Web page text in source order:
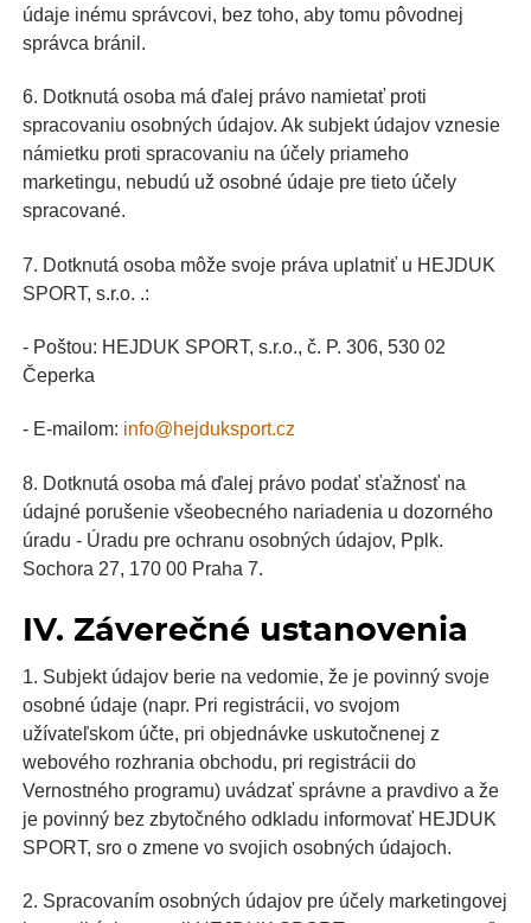
údaje inému správcovi, bez toho, aby tomu pôvodnej
správca bránil.
6. Dotknutá osoba má ďalej právo namietať proti
spracovaniu osobných údajov. Ak subjekt údajov vznesie
námietku proti spracovaniu na účely priameho
marketingu, nebudú už osobné údaje pre tieto účely
spracované.
7. Dotknutá osoba môže svoje práva uplatniť u HEJDUK
SPORT, s.r.o. .:
- Poštou: HEJDUK SPORT, s.r.o., č. P. 306, 530 02
Čeperka
- E-mailom: info@hejduksport.cz
8. Dotknutá osoba má ďalej právo podať sťažnosť na
údajné porušenie všeobecného nariadenia u dozorného
úradu - Úradu pre ochranu osobných údajov, Pplk.
Sochora 27, 170 00 Praha 7.
IV. Záverečné ustanovenia
1. Subjekt údajov berie na vedomie, že je povinný svoje
osobné údaje (napr. Pri registrácii, vo svojom
užívateľskom účte, pri objednávke uskutočnenej z
webového rozhrania obchodu, pri registrácii do
Vernostného programu) uvádzať správne a pravdivo a že
je povinný bez zbytočného odkladu informovať HEJDUK
SPORT, sro o zmene vo svojich osobných údajoch.
2. Spracovaním osobných údajov pre účely marketingovej